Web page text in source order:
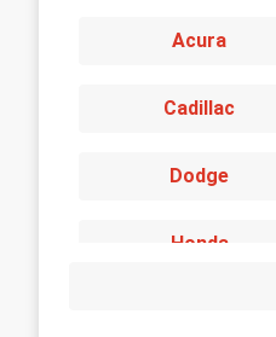
Acura
Cadillac
Dodge
Honda